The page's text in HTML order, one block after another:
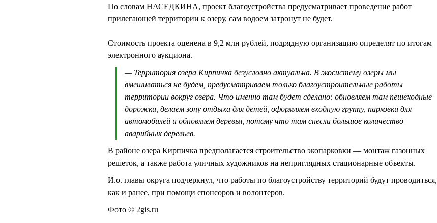
По словам НАСЕДКИНА, проект благоустройства предусматривает проведение работ
прилегающей территории к озеру, сам водоем затронут не будет.
Стоимость проекта оценена в 9,2 млн рублей, подрядную организацию определят по итогам
электронного аукциона.
— Территория озера Кирпичка безусловно актуальна. В экосистему озеры мы
вмешиваться не будем, предусматриваем только благоустроительные работы
территории вокруг озера. Что именно там будет сделано: обновляем там пешеходные
дорожки, делаем зону отдыха для детей, оформляем входную группу, парковки для
автомобилей и обновляем деревья, потому что там снесли большое количество
аварийных деревьев.
В районе озера Кирпичка предполагается строительство экопарковки — монтаж газонных
решеток, а также работа уличных художников на неприглядных стационарные объекты.
И.о. главы округа подчеркнул, что работы по благоустройству территорий будут проводиться,
как и ранее, при помощи спонсоров и волонтеров.
Фото © 2gis.ru